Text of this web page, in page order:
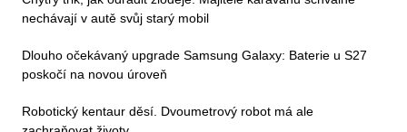
nechávají v autě svůj starý mobil
Dlouho očekávaný upgrade Samsung Galaxy: Baterie u S27
poskočí na novou úroveň
Robotický kentaur děsí. Dvoumetrový robot má ale